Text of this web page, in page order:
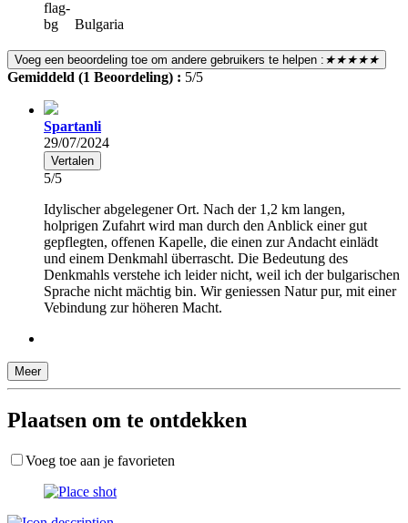
Bulgaria
Voeg een beoordeling toe om andere gebruikers te helpen : ★★★★★
Gemiddeld (1 Beoordeling) : 5/5
Spartanli
29/07/2024
Vertalen
5/5
Idylischer abgelegener Ort. Nach der 1,2 km langen,
holprigen Zufahrt wird man durch den Anblick einer gut
gepflegten, offenen Kapelle, die einen zur Andacht einlädt
und einem Denkmahl überrascht. Die Bedeutung des
Denkmahls verstehe ich leider nicht, weil ich der bulgarischen
Sprache nicht mächtig bin. Wir geniessen Natur pur, mit einer
Vebindung zur höheren Macht.
Meer
Plaatsen om te ontdekken
Voeg toe aan je favorieten